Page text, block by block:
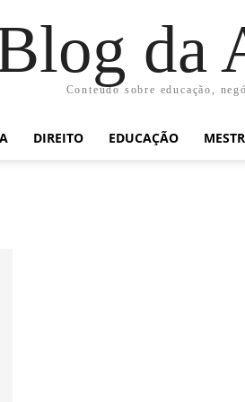
da
Conteúdo sobre educação,
DIREITO EDUCAÇÃO